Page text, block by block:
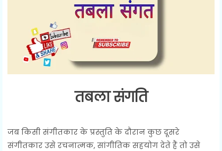
तबला संगति
जब किसी संगीतकार के प्रस्तुति के दौरान कुछ दूसरे
संगीतकार उसे रचनात्मक, सांगीतिक सहयोग देते हैं तो उसे